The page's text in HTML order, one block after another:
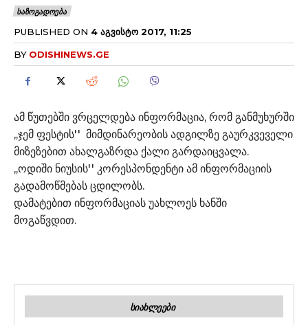
ᲡᲐᲖᲝᲒᲐᲓᲝᲔᲑᲐ
PUBLISHED ON 4 ᲐᲒᲕᲘᲡᲢᲝ 2017, 11:25
BY ODISHINEWS.GE
ამ წუთებში ვრცელდება ინფორმაცია, რომ განმუხურში
,,ჯემ ფესტის'' მიმდინარეობის ადგილზე გაურკვეველი
მიზეზებით ახალგაზრდა ქალი გარდაიცვალა.
,,ოდიში ნიუსის'' კორესპონდენტი ამ ინფორმაციის
გადამოწმებას ცდილობს.
დამატებით ინფორმაციას უახლოეს ხანში
მოგაწვდით.
ᲡᲘᲐᲮᲚᲔᲔᲑᲘ